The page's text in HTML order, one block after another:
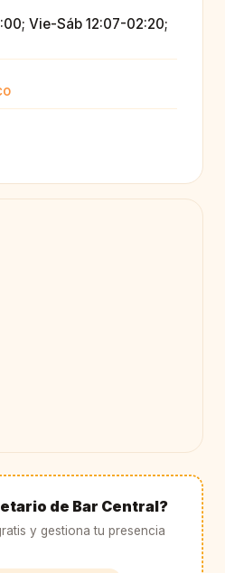
Vie-Sáb 12:07-02:20;
de Bar Central?
y gestiona tu presencia